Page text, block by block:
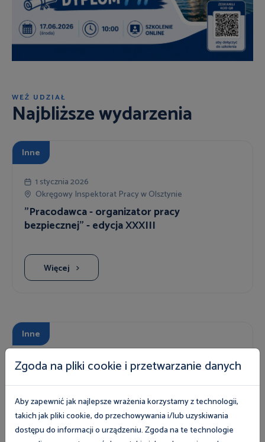
WEŹ UDZIAŁ
Najbliższe wydarzenia
Inne
1 stycznia 2026
Okręgowy Inspektorat Pracy w Olsztynie
"Pracodawca - organizator pracy
bezpiecznej" - edycja XXXIII
Więcej
Inne
8 sierpnia 2026
Bulwary nad Czarną Hańczą
Porady prawne w Suwałkach 08.08.2026 r. -
Dni Suwałk
Zgoda na pliki cookie i przetwarzanie danych
Aby zapewnić jak najlepsze wrażenia korzystamy z technologii,
takich jak pliki cookie, do przechowywania i/lub uzyskiwania
dostępu do informacji o urządzeniu. Zgoda na te technologie